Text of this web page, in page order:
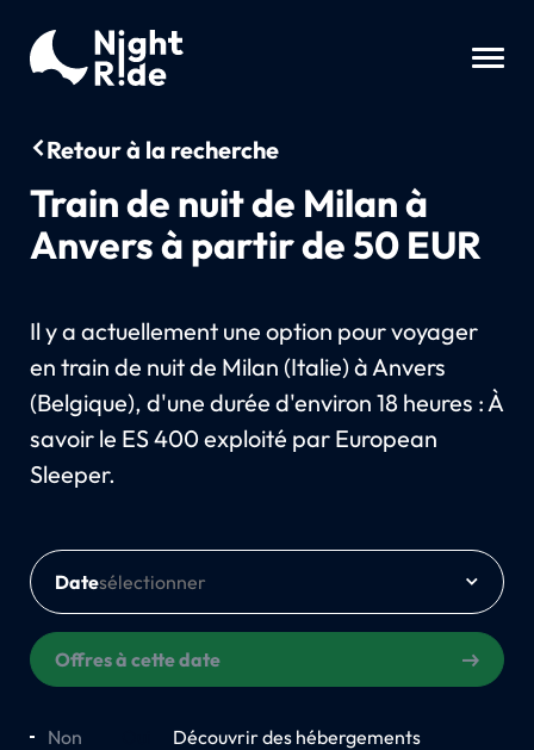
Retour à la recherche
Train de nuit de Milan à
Anvers à partir de 50 EUR
Il y a actuellement une option pour voyager
en train de nuit de Milan (Italie) à Anvers
(Belgique), d'une durée d'environ 18 heures : À
savoir le ES 400 exploité par European
Sleeper.
Date
Offres à cette date
Non Découvrir des hébergements